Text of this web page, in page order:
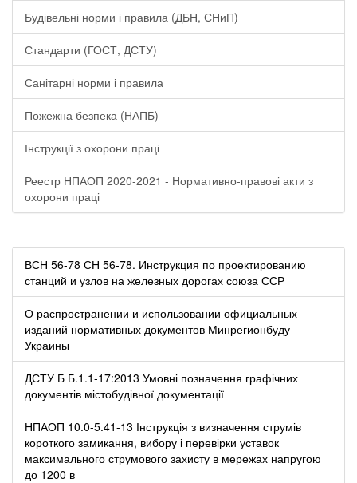
Будівельні норми і правила (ДБН, СНиП)
Стандарти (ГОСТ, ДСТУ)
Санітарні норми і правила
Пожежна безпека (НАПБ)
Інструкції з охорони праці
Реестр НПАОП 2020-2021 - Нормативно-правові акти з
охорони праці
ВСН 56-78 СН 56-78. Инструкция по проектированию
станций и узлов на железных дорогах союза ССР
О распространении и использовании официальных
изданий нормативных документов Минрегионбуду
Украины
ДСТУ Б Б.1.1-17:2013 Умовні позначення графічних
документів містобудівної документації
НПАОП 10.0-5.41-13 Інструкція з визначення струмів
короткого замикання, вибору і перевірки уставок
максимального струмового захисту в мережах напругою
до 1200 в